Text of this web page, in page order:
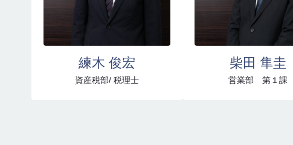
練木 俊宏
資産税部/ 税理士
柴田 隼圭
営業部 第１課